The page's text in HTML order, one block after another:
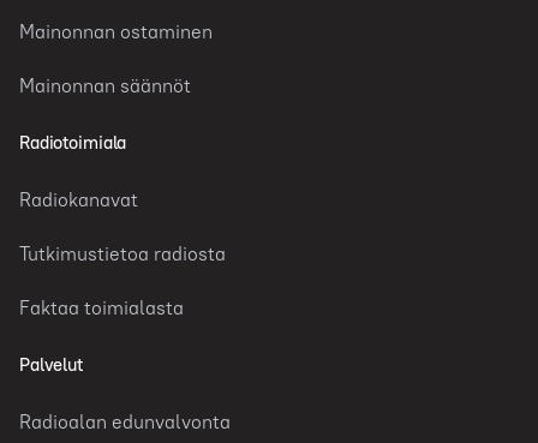
Mainonnan ostaminen
Mainonnan säännöt
Radiotoimiala
Radiokanavat
Tutkimustietoa radiosta
Faktaa toimialasta
Palvelut
Radioalan edunvalvonta